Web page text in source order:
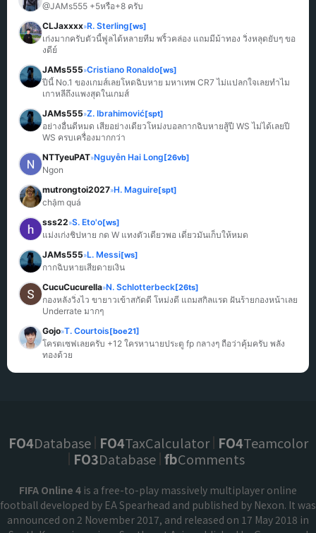
@JAMs555 +5หรือ+8 ครับ
CLJaxxxx»R. Sterling[ws]
เก่งมากครับตัวนี้ฟูลได้หลายทีม พริ้วคล่อง แถมมีม้าทอง วิ่งหลุดยับๆ ขอ
งดีย์
JAMs555»Cristiano Ronaldo[ws]
ปีนี้ No.1 ของเกมส์เลยโหดฉิบหาย มหาเทพ CR7 ไม่แปลกใจเลยทำไม
เกาหลีถึงแพงสุดในเกมส์
JAMs555»Z. Ibrahimović[spt]
อย่างอื่นดีหมด เสียอย่างเดียวโหม่งบอลกากฉิบหายสู้ปี WS ไม่ได้เลยปี
WS ครบเครื่องมากกว่า
NTTyeuPAT»Nguyễn Hai Long[26vb]
Ngon
mutrongtoi2027»H. Maguire[spt]
chậm quá
sss22»S. Eto'o[ws]
แม่งเก่งชิปหาย กด W แทงตัวเดียวพอ เดี๋ยวมันเก็บให้หมด
JAMs555»L. Messi[ws]
กากฉิบหายเสียดายเงิน
CucuCucurella»N. Schlotterbeck[26ts]
กองหลังวิ่งไว ขายาวเข้าสกัดดี โหม่งดี แถมสกิลแรด ฝันร้ายกองหน้าเลย
Underrate มากๆ
Gojo»T. Courtois[boe21]
โครตเซฟเลยครับ +12 ใครหานายประตู fp กลางๆ ถือว่าคุ้มครับ พลัง
ทองด้วย
FO4Database FO4TaxCalculator FO4Teamcolor
FO3Database fbComments
FIFA Online 4 is a free-to-play massively multiplayer online
football developed by EA Spearhead and published by Nexon. It was
announced on 2 November 2017, and released on 17 May 2018 in